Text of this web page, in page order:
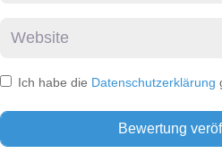
Ich habe die Datenschutzerklärung